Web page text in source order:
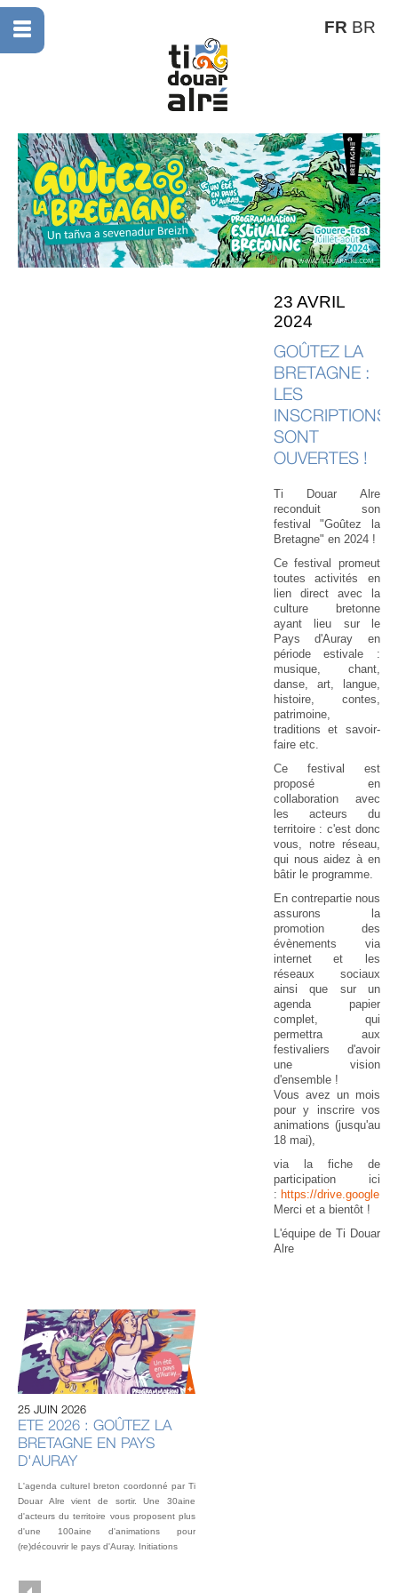
FR BR
23 AVRIL
2024
GOÛTEZ LA
BRETAGNE :
LES
INSCRIPTIONS
SONT
OUVERTES !
Ti Douar Alre
reconduit son
festival "Goûtez la
Bretagne" en 2024 !
Ce festival promeut
toutes activités en
lien direct avec la
culture bretonne
ayant lieu sur le
Pays d'Auray en
période estivale :
musique, chant,
danse, art, langue,
histoire, contes,
patrimoine,
traditions et savoir-
faire etc.
Ce festival est
proposé en
collaboration avec
les acteurs du
territoire : c'est donc
vous, notre réseau,
qui nous aidez à en
bâtir le programme.
En contrepartie nous
assurons la
promotion des
évènements via
internet et les
réseaux sociaux
ainsi que sur un
agenda papier
complet, qui
permettra aux
festivaliers d'avoir
une vision
d'ensemble !
Vous avez un mois
pour y inscrire vos
animations (jusqu'au
18 mai),
via la fiche de
participation ici
: https://
Merci et a bientôt !
L'équipe de Ti Douar
Alre
25 JUIN 2026
ETE 2026 : GOÛTEZ LA
BRETAGNE EN PAYS
D'AURAY
L'agenda culturel breton coordonné par Ti
Douar Alre vient de sortir. Une 30aine
d'acteurs du territoire vous proposent plus
d'une 100aine d'animations pour
(re)découvrir le pays d'Auray. Initiations